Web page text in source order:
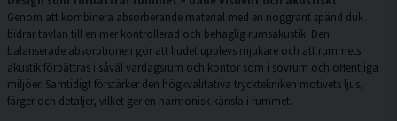
Genom att kombinera absorberande material med en noggrant spänd duk
bidrar tavlan till en mer kontrollerad och behaglig rumsakustik. Den
balanserade absorptionen gör att ljudet upplevs mjukare och att rummets
akustik förbättras i såväl vardagsrum och kontor som i sovrum och offentliga
miljöer. Samtidigt förstärker den högkvalitativa trycktekniken motivets ljus,
färger och detaljer, vilket ger en harmonisk känsla i rummet.